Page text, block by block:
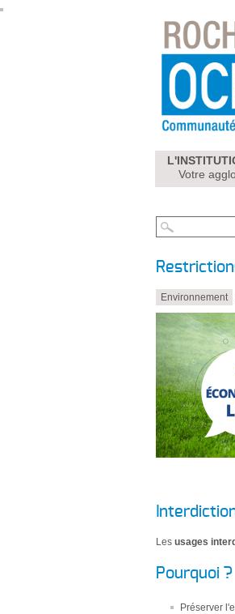
Votre
Environnement
Les usages
Pourquoi ?
Préserver